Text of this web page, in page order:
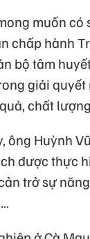
muốn
chấp hành
bộ tâm
giải
chất
ông Huỳnh
được thực
trở sự